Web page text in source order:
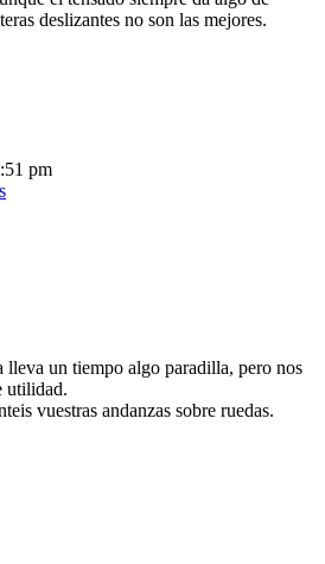
deslizantes no son las mejores.
pm
lleva un tiempo algo paradilla, pero nos
utilidad.
vuestras andanzas sobre ruedas.